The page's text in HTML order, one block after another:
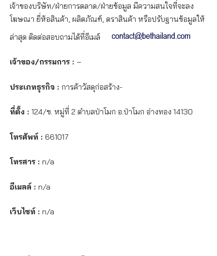
เจ้าของบริษัท/ฝ่ายการตลาด/ฝ่ายข้อมูล มีความสนใจที่จะลง
โฆษณา ยี่ห้อสินค้า, ผลิตภัณฑ์, ตราสินค้า หรือปรับฐานข้อมูลให้
ล่าสุด ติดต่อสอบถามได้ที่อีเมล์
เจ้าของ/กรรมการ : –
ประเภทธุรกิจ : การค้าวัสดุก่อสร้าง-
ที่ตั้ง : 124/ข. หมู่ที่ 2 ตำบลป่าโมก อ.ป่าโมก อ่างทอง 14130
โทรศัพท์ : 661017
โทรสาร : n/a
อีเมลล์ : n/a
เว็บไซท์ : n/a